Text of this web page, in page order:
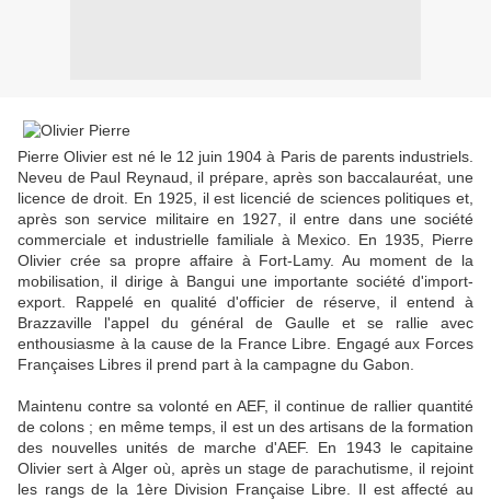
Pierre Olivier est né le 12 juin 1904 à Paris de parents industriels.
Neveu de Paul Reynaud, il prépare, après son baccalauréat, une
licence de droit. En 1925, il est licencié de sciences politiques et,
après son service militaire en 1927, il entre dans une société
commerciale et industrielle familiale à Mexico. En 1935, Pierre
Olivier crée sa propre affaire à Fort-Lamy. Au moment de la
mobilisation, il dirige à Bangui une importante société d'import-
export. Rappelé en qualité d'officier de réserve, il entend à
Brazzaville l'appel du général de Gaulle et se rallie avec
enthousiasme à la cause de la France Libre. Engagé aux Forces
Françaises Libres il prend part à la campagne du Gabon.
Maintenu contre sa volonté en AEF, il continue de rallier quantité
de colons ; en même temps, il est un des artisans de la formation
des nouvelles unités de marche d'AEF. En 1943 le capitaine
Olivier sert à Alger où, après un stage de parachutisme, il rejoint
les rangs de la 1ère Division Française Libre. Il est affecté au